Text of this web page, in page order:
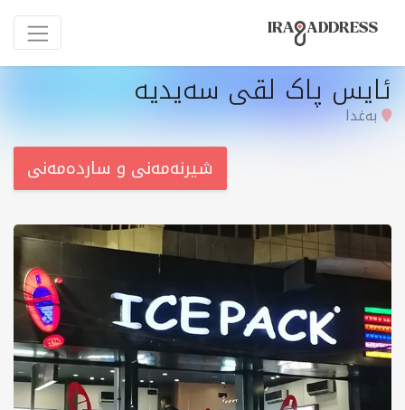
ئایس پاک لقی سەیدیە
بەغدا
شیرنەمەنی و ساردەمەنی